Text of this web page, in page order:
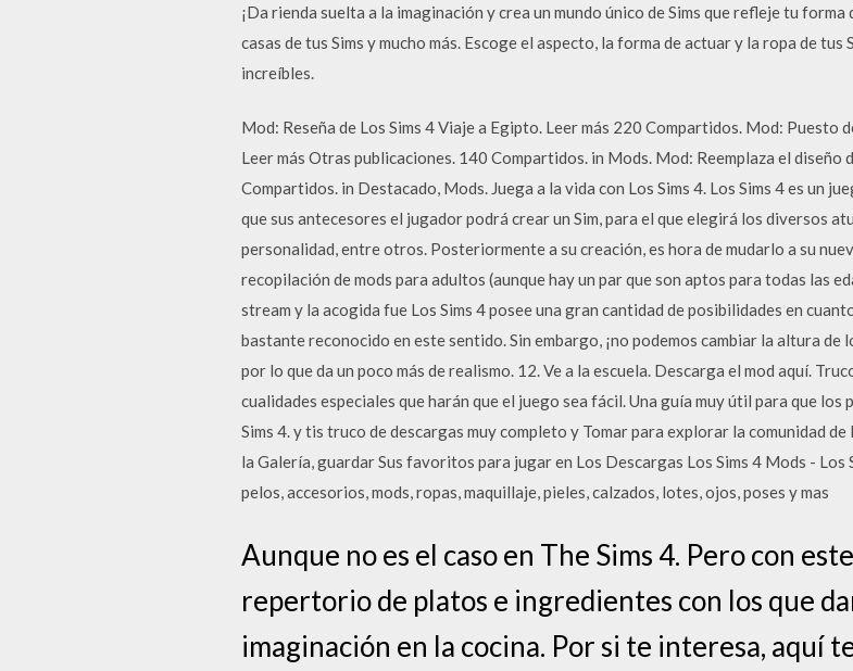
¡Da rienda suelta a la imaginación y crea un mundo único de Sims que refleje tu
casas de tus Sims y mucho más. Escoge el aspecto, la forma de actuar y la ropa de
increíbles.
Mod: Reseña de Los Sims 4 Viaje a Egipto. Leer más 220 Compartidos. Mod: Puesto
Leer más Otras publicaciones. 140 Compartidos. in Mods. Mod: Reemplaza el
Compartidos. in Destacado, Mods. Juega a la vida con Los Sims 4. Los Sims 4 es un
que sus antecesores el jugador podrá crear un Sim, para el que elegirá los diversos
personalidad, entre otros. Posteriormente a su creación, es hora de mudarlo a su
recopilación de mods para adultos (aunque hay un par que son aptos para todas las
stream y la acogida fue Los Sims 4 posee una gran cantidad de posibilidades en
bastante reconocido en este sentido. Sin embargo, ¡no podemos cambiar la altura de
por lo que da un poco más de realismo. 12. Ve a la escuela. Descarga el mod aquí.
cualidades especiales que harán que el juego sea fácil. Una guía muy útil para que
Sims 4. y tis truco de descargas muy completo y Tomar para explorar la comunidad
la Galería, guardar Sus favoritos para jugar en Los Descargas Los Sims 4 Mods -
pelos, accesorios, mods, ropas, maquillaje, pieles, calzados, lotes, ojos, poses y mas
Aunque no es el caso en The Sims 4. Pero con
repertorio de platos e ingredientes con los que
imaginación en la cocina. Por si te interesa, aquí